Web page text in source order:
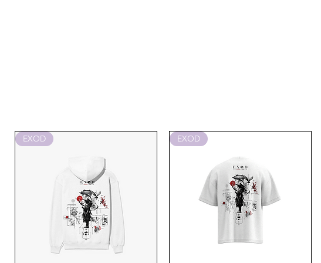
EXOD EXOD